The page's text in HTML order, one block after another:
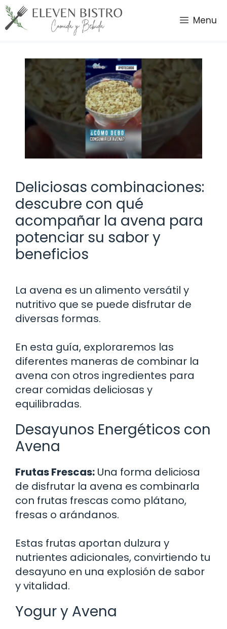
Saltar
al
contenido
Menu
Deliciosas combinaciones:
descubre con qué
acompañar la avena para
potenciar su sabor y
beneficios
La avena es un alimento versátil y
nutritivo que se puede disfrutar de
diversas formas.
En esta guía, exploraremos las
diferentes maneras de combinar la
avena con otros ingredientes para
crear comidas deliciosas y
equilibradas.
Desayunos Energéticos con
Avena
Frutas Frescas: Una forma deliciosa
de disfrutar la avena es combinarla
con frutas frescas como plátano,
fresas o arándanos.
Estas frutas aportan dulzura y
nutrientes adicionales, convirtiendo tu
desayuno en una explosión de sabor
y vitalidad.
Yogur y Avena